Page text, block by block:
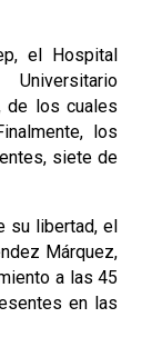
el Hospital
de los cuales
los
siete de
su libertad, el
Márquez,
a las 45
en las